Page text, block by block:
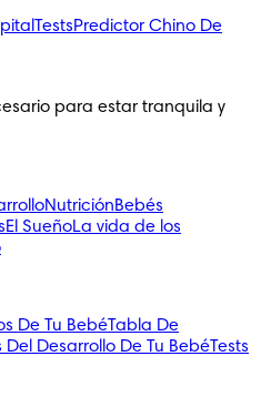
TestsPredictor Chino De
para estar tranquila y
NutriciónBebés
El SueñoLa vida de los
De Tu BebéTabla De
Del Desarrollo De Tu BebéTests